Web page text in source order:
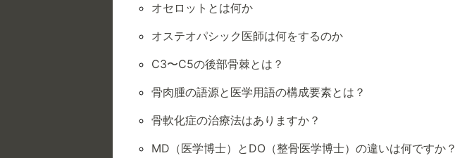
オセロットとは何か
オステオパシック医師は何をするのか
C3〜C5の後部骨棘とは？
骨肉腫の語源と医学用語の構成要素とは？
骨軟化症の治療法はありますか？
MD（医学博士）とDO（整骨医学博士）の違いは何ですか？